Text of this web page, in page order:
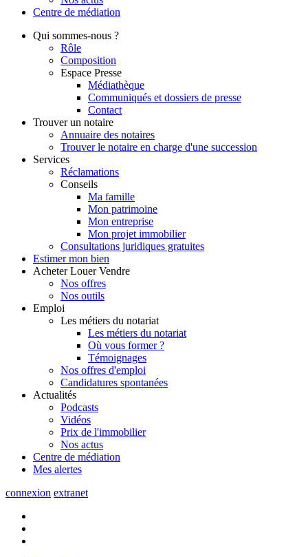
Centre de médiation
Qui sommes-nous ?
Rôle
Composition
Espace Presse
Médiathèque
Communiqués et dossiers de presse
Contact
Trouver un notaire
Annuaire des notaires
Trouver le notaire en charge d'une succession
Services
Réclamations
Conseils
Ma famille
Mon patrimoine
Mon entreprise
Mon projet immobilier
Consultations juridiques gratuites
Estimer mon bien
Acheter Louer Vendre
Nos offres
Nos outils
Emploi
Les métiers du notariat
Les métiers du notariat
Où vous former ?
Témoignages
Nos offres d'emploi
Candidatures spontanées
Actualités
Podcasts
Vidéos
Prix de l'immobilier
Nos actus
Centre de médiation
Mes alertes
connexion extranet